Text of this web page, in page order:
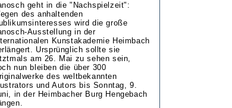
geht in die "Nachspielzeit":
des anhaltenden
wird die große
Ausstellung in der
Kunstakademie Heimbach
Ursprünglich sollte sie
am 26. Mai zu sehen sein,
nun bleiben die über 300
des weltbekannten
und Autors bis Sonntag, 9.
in der Heimbacher Burg Hengebach